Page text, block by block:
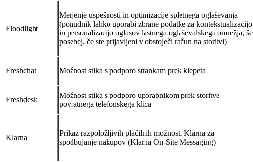
Floodlight
Merjenje uspešnosti in optimizacije spletnega oglaševanja
(ponudnik lahko uporabi zbrane podatke za kontekstualizacijo
in personalizacijo oglasov lastnega oglaševalskega omrežja, še
posebej, če ste prijavljeni v obstoječi račun na storitvi)
Freshchat Možnost stika s podporo strankam prek klepeta
Freshdesk
Možnost stika s podporo uporabnikom prek storitve
povratnega telefonskega klica
Klarna
Prikaz razpoložljivih plačilnih možnosti Klarna za
spodbujanje nakupov (Klarna On-Site Messaging)